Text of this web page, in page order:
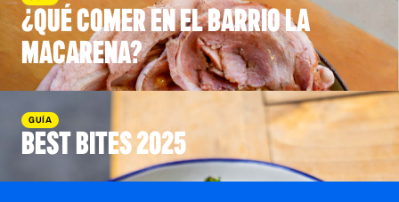
¿QUÉ COMER EN EL BARRIO LA
MACARENA?
GUÍA
BEST BITES 2025